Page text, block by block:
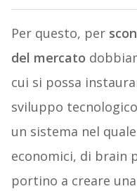
Per questo, per
del mercato
cui si possa
sviluppo
un sistema nel
economici, di brain
portino a creare